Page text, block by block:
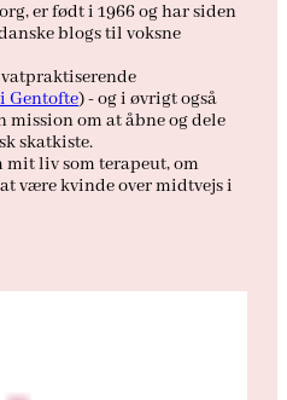
er født i 1966 og har siden
blogs til voksne
Gentofte) - og i øvrigt også
mission om at åbne og dele
skatkiste.
mit liv som terapeut, om
være kvinde over midtvejs i